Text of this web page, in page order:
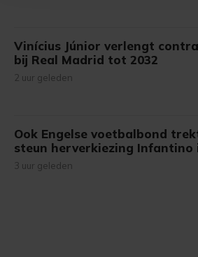
gemaakte keuze altijd wijzigen of
Vinícius Júnior verlengt
bij Real Madrid tot 2032
2 uur geleden
Ook Engelse voetbalbond
steun herverkiezing Infantino
3 uur geleden